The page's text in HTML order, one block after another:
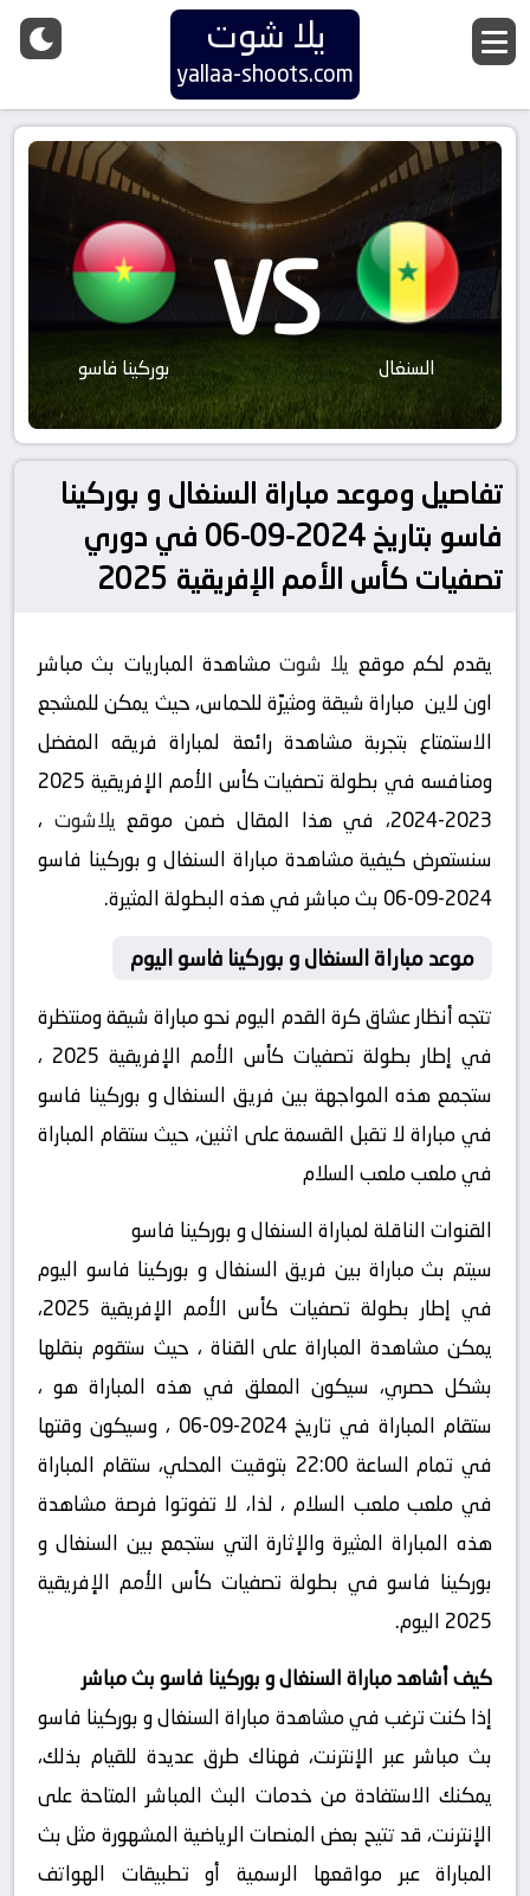
يلا شوت
yallaa-shoots.com
السنغال VS بوركينا فاسو
تفاصيل وموعد مباراة السنغال و بوركينا
فاسو بتاريخ 2024-09-06 في دوري
تصفيات كأس الأمم الإفريقية 2025
يقدم لكم موقع يلا شوت مشاهدة المباريات بث مباشر
اون لاين مباراة شيقة ومثيرًة للحماس، حيث يمكن للمشجع
الاستمتاع بتجربة مشاهدة رائعة لمباراة فريقه المفضل
ومنافسه في بطولة تصفيات كأس الأمم الإفريقية 2025
2023-2024، في هذا المقال ضمن موقع
يلاشوت ،
سنستعرض كيفية مشاهدة مباراة السنغال و بوركينا فاسو
2024-09-06 بث مباشر في هذه البطولة المثيرة.
موعد مباراة السنغال و بوركينا فاسو اليوم
تتجه أنظار عشاق كرة القدم اليوم نحو مباراة شيقة ومنتظرة
في إطار بطولة تصفيات كأس الأمم الإفريقية 2025 ،
ستجمع هذه المواجهة بين فريق السنغال و بوركينا فاسو
في مباراة لا تقبل القسمة على اثنين، حيث ستقام المباراة
في ملعب ملعب السلام
القنوات الناقلة لمباراة السنغال و بوركينا فاسو
سيتم بث مباراة بين فريق السنغال و بوركينا فاسو اليوم
في إطار بطولة تصفيات كأس الأمم الإفريقية 2025،
يمكن مشاهدة المباراة على القناة ، حيث ستقوم بنقلها
بشكل حصري، سيكون المعلق في هذه المباراة هو ،
ستقام المباراة في تاريخ 2024-09-06 ، وسيكون وقتها
في تمام الساعة 22:00 بتوقيت المحلي، ستقام المباراة
في ملعب ملعب السلام ، لذا، لا تفوتوا فرصة مشاهدة
هذه المباراة المثيرة والإثارة التي ستجمع بين السنغال و
بوركينا فاسو في بطولة تصفيات كأس الأمم الإفريقية
2025 اليوم.
كيف أشاهد مباراة السنغال و بوركينا فاسو بث مباشر
إذا كنت ترغب في مشاهدة مباراة السنغال و بوركينا فاسو
بث مباشر عبر الإنترنت، فهناك طرق عديدة للقيام بذلك،
يمكنك الاستفادة من خدمات البث المباشر المتاحة على
الإنترنت، قد تتيح بعض المنصات الرياضية المشهورة مثل بث
المباراة عبر مواقعها الرسمية أو تطبيقات الهواتف